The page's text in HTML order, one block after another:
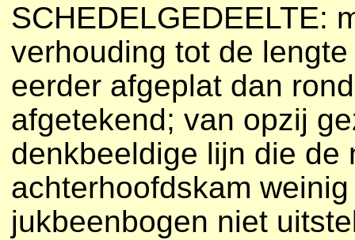
SCHEDELGEDEELTE:
verhouding tot de
eerder afgeplat dan
afgetekend; van opzij
denkbeeldige lijn die de
achterhoofdskam
jukbeenbogen niet